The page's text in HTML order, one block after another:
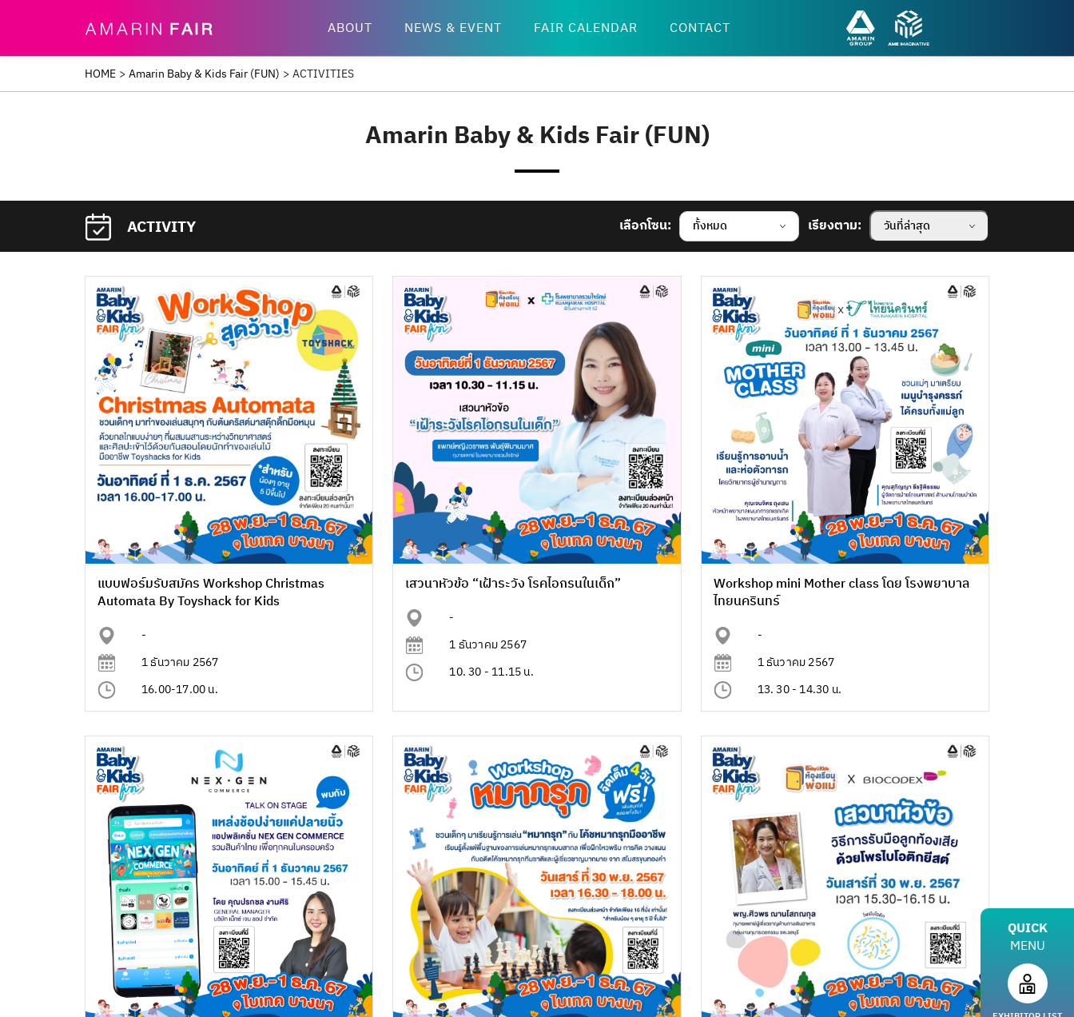
ABOUT NEWS & EVENT FAIR CALENDAR CONTACT
HOME > Amarin Baby & Kids Fair (FUN) > ACTIVITIES
Amarin Baby & Kids Fair (FUN)
ACTIVITY เลือกโซน: ทั้งหมด เรียงตาม: วันที่ล่าสุด
แบบฟอร์มรับสมัคร Workshop Christmas
Automata By Toyshack for Kids
-
1 ธันวาคม 2567
16.00-17.00 น.
เสวนาหัวข้อ “เฝ้าระวัง โรคไอกรนในเด็ก”
-
1 ธันวาคม 2567
10. 30 - 11.15 น.
Workshop mini Mother class โดย โรงพยาบาล
ไทยนครินทร์
-
1 ธันวาคม 2567
13. 30 - 14.30 น.
QUICK
MENU